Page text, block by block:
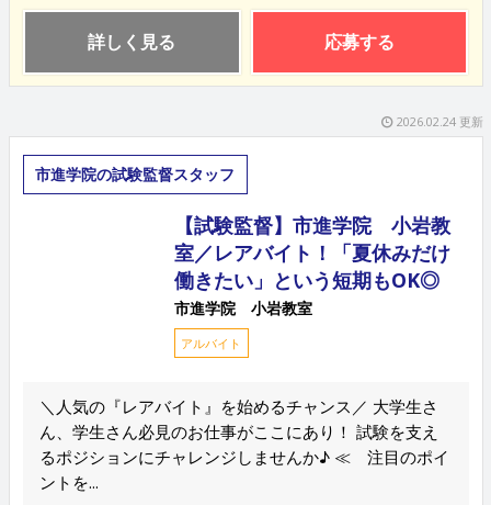
詳しく見る 応募する
2026.02.24 更新
市進学院の試験監督スタッフ
【試験監督】市進学院 小岩教
室／レアバイト！「夏休みだけ
働きたい」という短期もOK◎
市進学院 小岩教室
アルバイト
＼人気の『レアバイト』を始めるチャンス／ 大学生さ
ん、学生さん必見のお仕事がここにあり！ 試験を支え
るポジションにチャレンジしませんか♪ ≪ 注目のポイ
ントを...